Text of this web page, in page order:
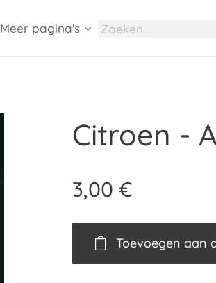
Meer pagina's
Citroen -
3,00 €
Toevoegen aan